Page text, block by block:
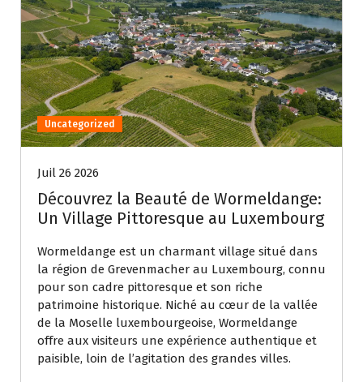
Uncategorized
Juil 26 2026
Découvrez la Beauté de Wormeldange:
Un Village Pittoresque au Luxembourg
Wormeldange est un charmant village situé dans
la région de Grevenmacher au Luxembourg, connu
pour son cadre pittoresque et son riche
patrimoine historique. Niché au cœur de la vallée
de la Moselle luxembourgeoise, Wormeldange
offre aux visiteurs une expérience authentique et
paisible, loin de l’agitation des grandes villes.